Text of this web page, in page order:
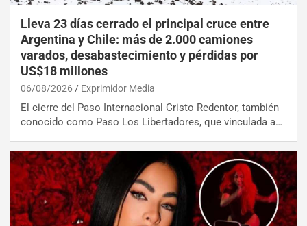
Lleva 23 días cerrado el principal cruce entre
Argentina y Chile: más de 2.000 camiones
varados, desabastecimiento y pérdidas por
US$18 millones
06/08/2026 Exprimidor Media
El cierre del Paso Internacional Cristo Redentor, también
conocido como Paso Los Libertadores, que vinculada a…